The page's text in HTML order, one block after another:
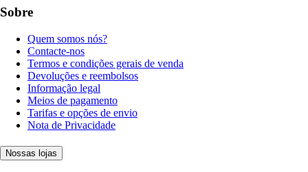
Sobre
Quem somos nós?
Contacte-nos
Termos e condições gerais de venda
Devoluções e reembolsos
Informação legal
Meios de pagamento
Tarifas e opções de envio
Nota de Privacidade
Nossas lojas